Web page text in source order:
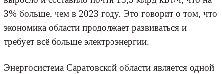
3% больше, чем в 2023 году. Это говорит о том, что
экономика области продолжает развиваться и
требует всё больше электроэнергии.
Энергосистема Саратовской области является одной